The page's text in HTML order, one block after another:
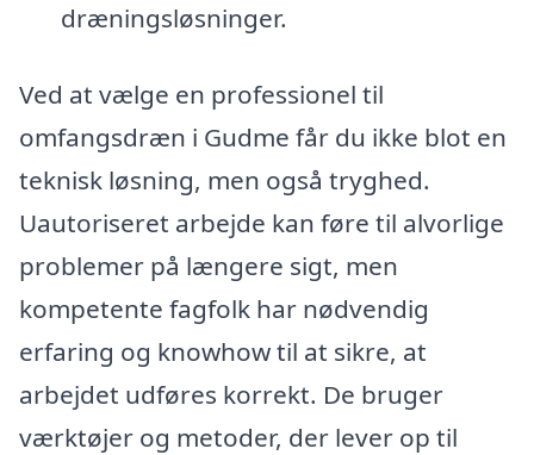
dræningsløsninger.
Ved at vælge en professionel til
omfangsdræn i Gudme får du ikke blot en
teknisk løsning, men også tryghed.
Uautoriseret arbejde kan føre til alvorlige
problemer på længere sigt, men
kompetente fagfolk har nødvendig
erfaring og knowhow til at sikre, at
arbejdet udføres korrekt. De bruger
værktøjer og metoder, der lever op til